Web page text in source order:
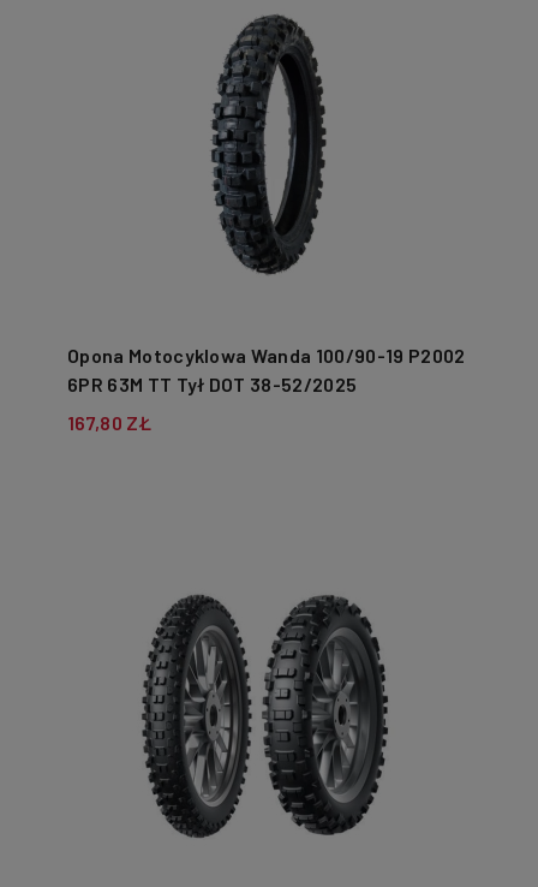
Opona Motocyklowa Wanda 100/90-19 P2002
6PR 63M TT Tył DOT 38-52/2025
167,80 ZŁ